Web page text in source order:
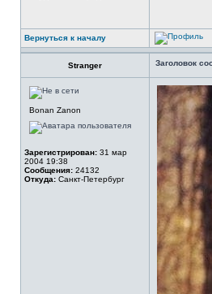
Вернуться к началу
Stranger Заголовок
Bonan Zanon
Зарегистрирован: 31 мар
2004 19:38
Сообщения: 24132
Откуда: Санкт-Петербург